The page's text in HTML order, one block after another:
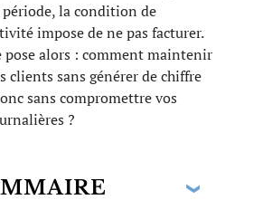
la condition de
impose de ne pas facturer.
pose alors : comment maintenir
clients sans générer de chiffre
sans compromettre vos
?